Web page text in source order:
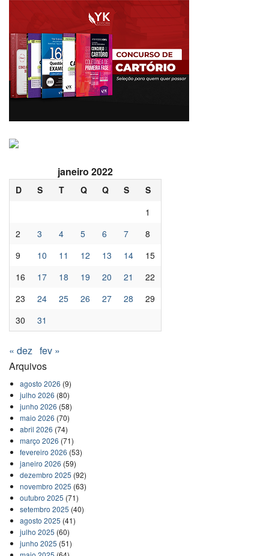
janeiro 2022
D S T Q Q S
S
1
2
3 4 5 6 7
8
9
10 11 12 13 14
15
16
17 18 19 20 21
22
23
24 25 26 27 28
29
30
31
« dez fev »
Arquivos
agosto 2026 (9)
julho 2026 (80)
junho 2026 (58)
maio 2026 (70)
abril 2026 (74)
março 2026 (71)
fevereiro 2026 (53)
janeiro 2026 (59)
dezembro 2025 (92)
novembro 2025 (63)
outubro 2025 (71)
setembro 2025 (40)
agosto 2025 (41)
julho 2025 (60)
junho 2025 (51)